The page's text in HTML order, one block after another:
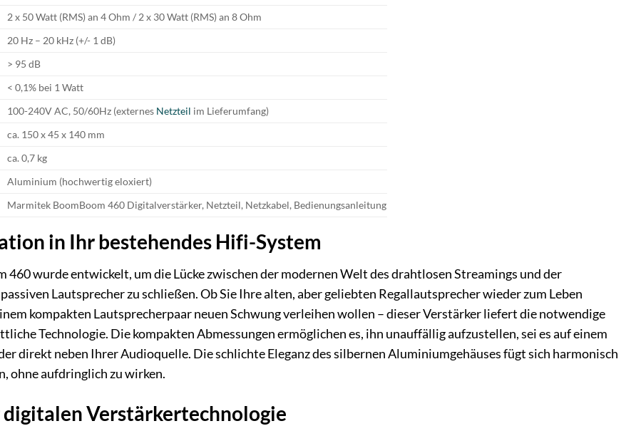
2 x 50 Watt (RMS) an 4 Ohm / 2 x 30 Watt (RMS) an 8 Ohm
20 Hz – 20 kHz (+/- 1 dB)
> 95 dB
< 0,1% bei 1 Watt
100-240V AC, 50/60Hz (externes Netzteil im Lieferumfang)
ca. 150 x 45 x 140 mm
ca. 0,7 kg
Aluminium (hochwertig eloxiert)
Marmitek BoomBoom 460 Digitalverstärker, Netzteil, Netzkabel, Bedienungsanleitung
in Ihr bestehendes Hifi-System
wurde entwickelt, um die Lücke zwischen der modernen Welt des drahtlosen Streamings und der
Lautsprecher zu schließen. Ob Sie Ihre alten, aber geliebten Regallautsprecher wieder zum Leben
kompakten Lautsprecherpaar neuen Schwung verleihen wollen – dieser Verstärker liefert die notwendige
Technologie. Die kompakten Abmessungen ermöglichen es, ihn unauffällig aufzustellen, sei es auf einem
direkt neben Ihrer Audioquelle. Die schlichte Eleganz des silbernen Aluminiumgehäuses fügt sich harmonisch
ohne aufdringlich zu wirken.
Verstärkertechnologie